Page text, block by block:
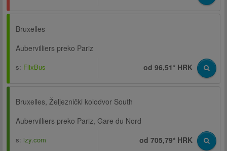
Bruxelles
Aubervilliers preko Pariz
s: FlixBus od 96,51* HRK
Bruxelles, Željeznički kolodvor South
Aubervilliers preko Pariz, Gare du Nord
s: izy.com od 705,79* HRK